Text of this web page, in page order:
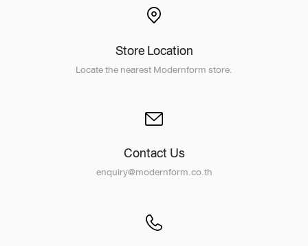
Store Location
Locate the nearest Modernform store.
Contact Us
enquiry@modernform.co.th